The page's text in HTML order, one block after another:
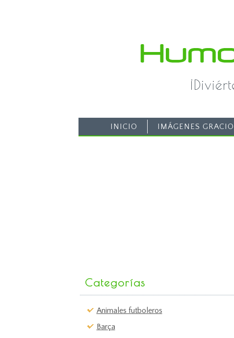
INICIO IMÁGENES
Categorías
Animales futboleros
Barça